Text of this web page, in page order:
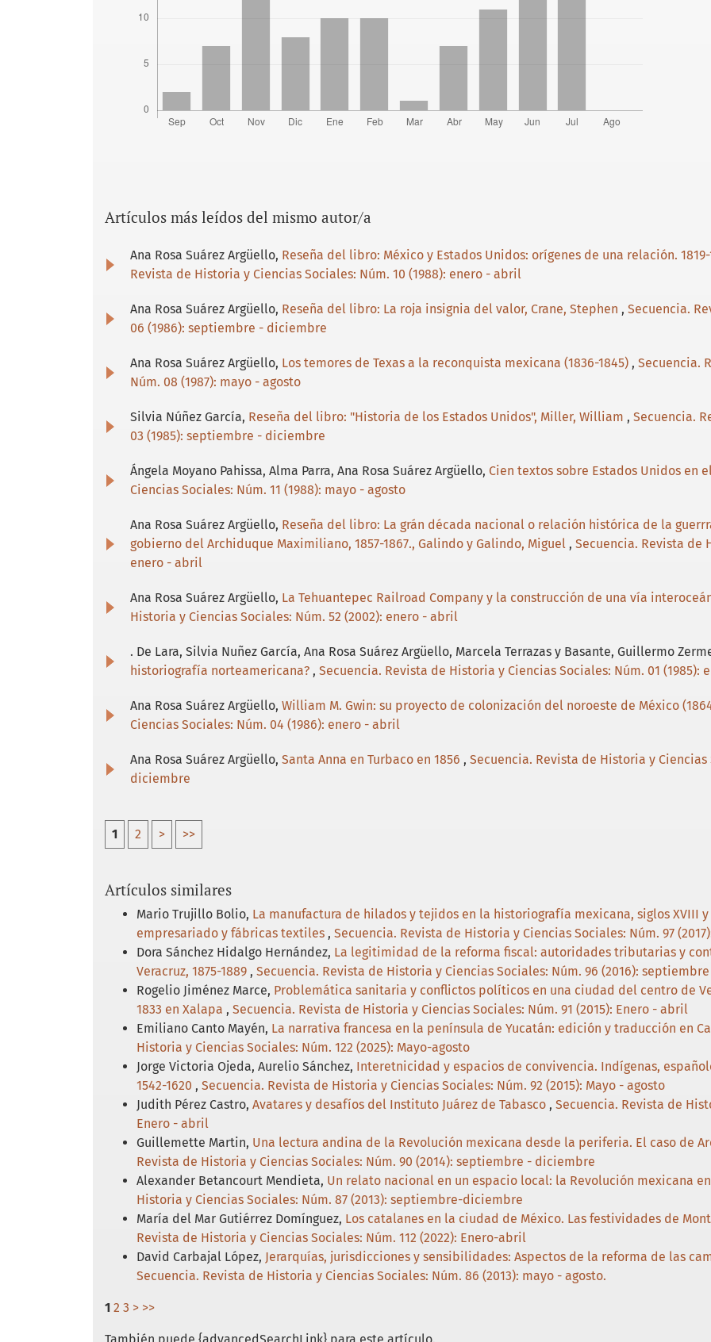
Artículos más leídos del mismo autor/a
Ana Rosa Suárez Argüello, Reseña del libro: México y Estados Unidos: orígenes de una relación. 1819-
Revista de Historia y Ciencias Sociales: Núm. 10 (1988): enero - abril
Ana Rosa Suárez Argüello, Reseña del libro: La roja insignia del valor, Crane, Stephen , Secuencia.
06 (1986): septiembre - diciembre
Ana Rosa Suárez Argüello, Los temores de Texas a la reconquista mexicana (1836-1845) , Secuencia.
Núm. 08 (1987): mayo - agosto
Silvia Núñez García, Reseña del libro: "Historia de los Estados Unidos", Miller, William , Secuencia.
03 (1985): septiembre - diciembre
Ángela Moyano Pahissa, Alma Parra, Ana Rosa Suárez Argüello, Cien textos sobre Estados Unidos en
Ciencias Sociales: Núm. 11 (1988): mayo - agosto
Ana Rosa Suárez Argüello, Reseña del libro: La grán década nacional o relación histórica de la
gobierno del Archiduque Maximiliano, 1857-1867., Galindo y Galindo, Miguel , Secuencia. Revista de
enero - abril
Ana Rosa Suárez Argüello, La Tehuantepec Railroad Company y la construcción de una vía
Historia y Ciencias Sociales: Núm. 52 (2002): enero - abril
. De Lara, Silvia Nuñez García, Ana Rosa Suárez Argüello, Marcela Terrazas y Basante, Guillermo
historiografía norteamericana? , Secuencia. Revista de Historia y Ciencias Sociales: Núm. 01 (1985):
Ana Rosa Suárez Argüello, William M. Gwin: su proyecto de colonización del noroeste de México
Ciencias Sociales: Núm. 04 (1986): enero - abril
Ana Rosa Suárez Argüello, Santa Anna en Turbaco en 1856 , Secuencia. Revista de Historia y
diciembre
1 2 > >>
Artículos similares
Mario Trujillo Bolio, La manufactura de hilados y tejidos en la historiografía mexicana, siglos XVIII
empresariado y fábricas textiles , Secuencia. Revista de Historia y Ciencias Sociales: Núm. 97
Dora Sánchez Hidalgo Hernández, La legitimidad de la reforma fiscal: autoridades tributarias y
Veracruz, 1875-1889 , Secuencia. Revista de Historia y Ciencias Sociales: Núm. 96 (2016):
Rogelio Jiménez Marce, Problemática sanitaria y conflictos políticos en una ciudad del centro de
1833 en Xalapa , Secuencia. Revista de Historia y Ciencias Sociales: Núm. 91 (2015): Enero - abril
Emiliano Canto Mayén, La narrativa francesa en la península de Yucatán: edición y traducción en
Historia y Ciencias Sociales: Núm. 122 (2025): Mayo-agosto
Jorge Victoria Ojeda, Aurelio Sánchez, Interetnicidad y espacios de convivencia. Indígenas,
1542-1620 , Secuencia. Revista de Historia y Ciencias Sociales: Núm. 92 (2015): Mayo - agosto
Judith Pérez Castro, Avatares y desafíos del Instituto Juárez de Tabasco , Secuencia. Revista de
Enero - abril
Guillemette Martin, Una lectura andina de la Revolución mexicana desde la periferia. El caso de
Revista de Historia y Ciencias Sociales: Núm. 90 (2014): septiembre - diciembre
Alexander Betancourt Mendieta, Un relato nacional en un espacio local: la Revolución mexicana
Historia y Ciencias Sociales: Núm. 87 (2013): septiembre-diciembre
María del Mar Gutiérrez Domínguez, Los catalanes en la ciudad de México. Las festividades de
Revista de Historia y Ciencias Sociales: Núm. 112 (2022): Enero-abril
David Carbajal López, Jerarquías, jurisdicciones y sensibilidades: Aspectos de la reforma de las
Secuencia. Revista de Historia y Ciencias Sociales: Núm. 86 (2013): mayo - agosto.
1 2 3 > >>